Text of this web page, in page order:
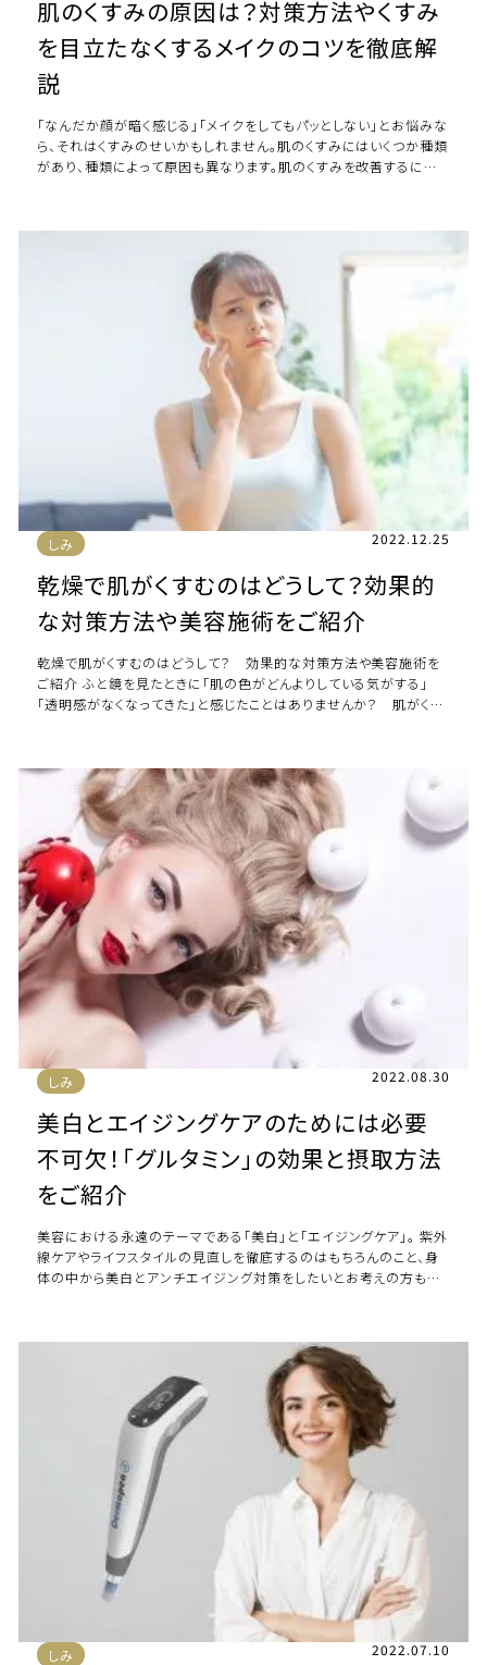
肌のくすみの原因は？対策方法やくすみ
を目立たなくするメイクのコツを徹底解
説
「なんだか顔が暗く感じる」「メイクをしてもパッとしない」とお悩みな
ら、それはくすみのせいかもしれません。肌のくすみにはいくつか種類
があり、種類によって原因も異なります。肌のくすみを改善するには、
しみ 2022.12.25
乾燥で肌がくすむのはどうして？効果的
な対策方法や美容施術をご紹介
乾燥で肌がくすむのはどうして？ 効果的な対策方法や美容施術を
ご紹介 ふと鏡を見たときに「肌の色がどんよりしている気がする」
「透明感がなくなってきた」と感じたことはありませんか？ 肌がくす
しみ 2022.08.30
美白とエイジングケアのためには必要
不可欠！「グルタミン」の効果と摂取方法
をご紹介
美容における永遠のテーマである「美白」と「エイジングケア」。 紫外
線ケアやライフスタイルの見直しを徹底するのはもちろんのこと、身
体の中から美白とアンチエイジング対策をしたいとお考えの方も多
しみ 2022.07.10